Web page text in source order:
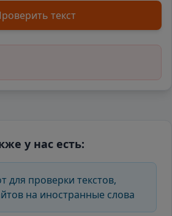
текст
у нас есть:
для проверки текстов,
на иностранные слова